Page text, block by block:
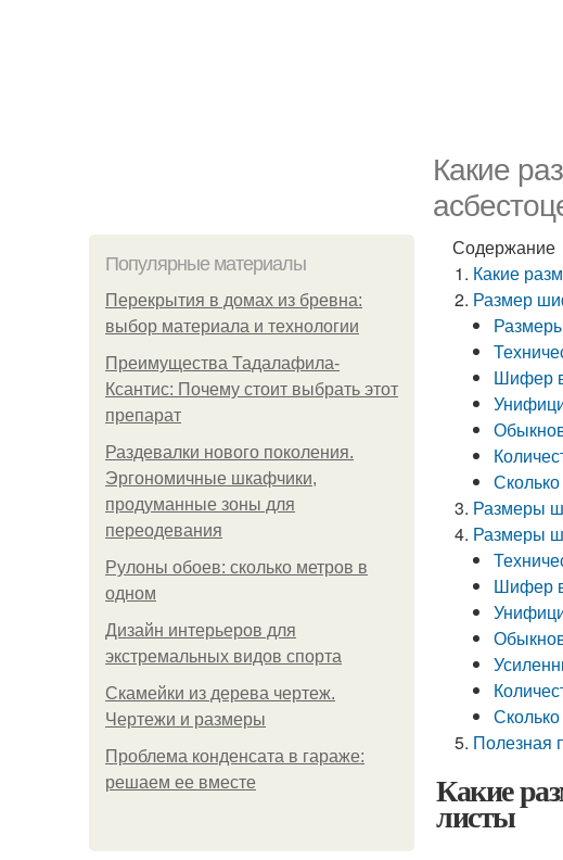
Какие
Популярные материалы
Перекрытия в домах из бревна:
выбор материала и технологии
Преимущества Тадалафила-
Ксантис: Почему стоит выбрать этот
препарат
Раздевалки нового поколения.
Эргономичные шкафчики,
продуманные зоны для
переодевания
Рулоны обоев: сколько метров в
одном
Дизайн интерьеров для
экстремальных видов спорта
Скамейки из дерева чертеж.
Чертежи и размеры
Проблема конденсата в гараже:
решаем ее вместе
Содержание
Какие
Размер
Шифер
Размеры
Размеры
Шифер
Полезная
Какие
листы